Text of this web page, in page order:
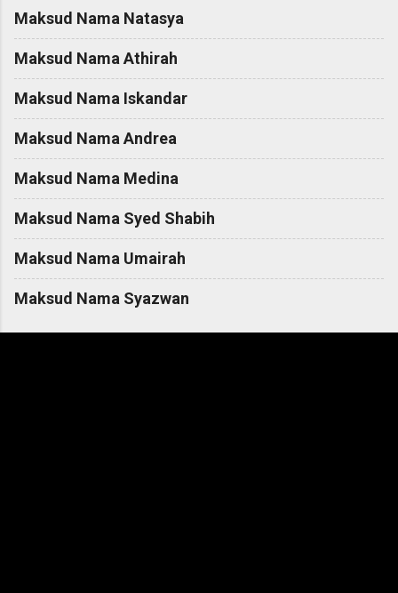
Maksud Nama Natasya
Maksud Nama Athirah
Maksud Nama Iskandar
Maksud Nama Andrea
Maksud Nama Medina
Maksud Nama Syed Shabih
Maksud Nama Umairah
Maksud Nama Syazwan